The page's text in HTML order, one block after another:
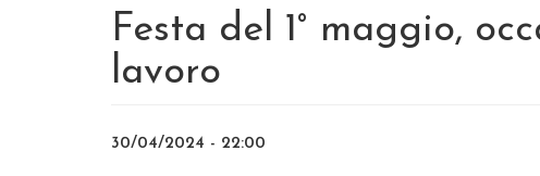
Festa del 1° maggio,
lavoro
30/04/2024 - 22:00